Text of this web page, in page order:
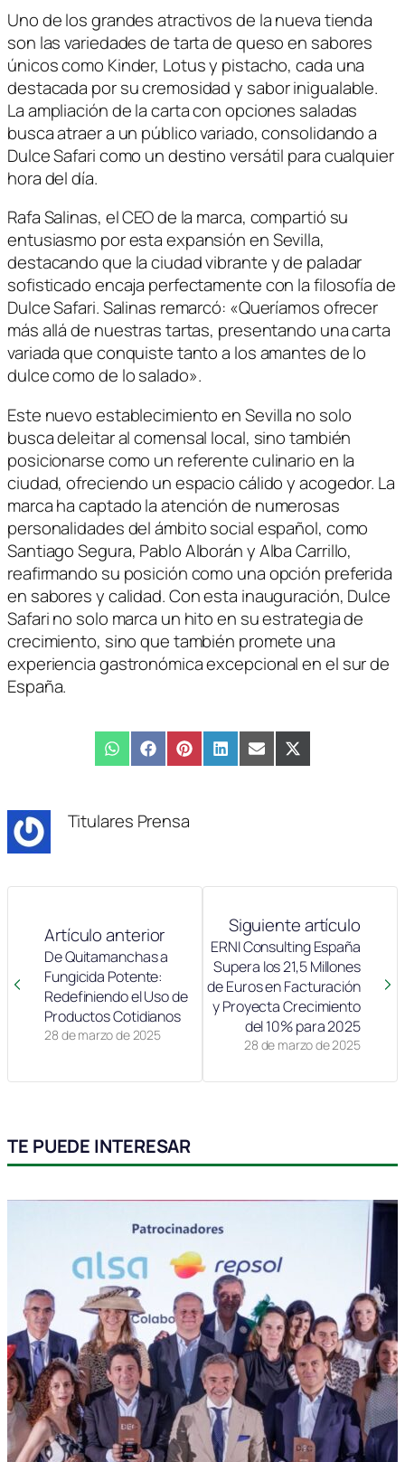
Uno de los grandes atractivos de la nueva tienda
son las variedades de tarta de queso en sabores
únicos como Kinder, Lotus y pistacho, cada una
destacada por su cremosidad y sabor inigualable.
La ampliación de la carta con opciones saladas
busca atraer a un público variado, consolidando a
Dulce Safari como un destino versátil para cualquier
hora del día.
Rafa Salinas, el CEO de la marca, compartió su
entusiasmo por esta expansión en Sevilla,
destacando que la ciudad vibrante y de paladar
sofisticado encaja perfectamente con la filosofía de
Dulce Safari. Salinas remarcó: «Queríamos ofrecer
más allá de nuestras tartas, presentando una carta
variada que conquiste tanto a los amantes de lo
dulce como de lo salado».
Este nuevo establecimiento en Sevilla no solo
busca deleitar al comensal local, sino también
posicionarse como un referente culinario en la
ciudad, ofreciendo un espacio cálido y acogedor. La
marca ha captado la atención de numerosas
personalidades del ámbito social español, como
Santiago Segura, Pablo Alborán y Alba Carrillo,
reafirmando su posición como una opción preferida
en sabores y calidad. Con esta inauguración, Dulce
Safari no solo marca un hito en su estrategia de
crecimiento, sino que también promete una
experiencia gastronómica excepcional en el sur de
España.
Compartir
en
WhatsAppCompartir
en
FacebookCompartir
en
PinterestCompartir
en
LinkedInCompartir
en
EmailCompartir
en
X
(Twitter)
Titulares Prensa
Artículo anterior
28 de marzo de 2025
De Quitamanchas a
Fungicida Potente:
Redefiniendo el Uso de
Productos Cotidianos
Siguiente artículo
28 de marzo de 2025
ERNI Consulting España
Supera los 21,5 Millones
de Euros en Facturación
y Proyecta Crecimiento
del 10% para 2025
TE PUEDE INTERESAR